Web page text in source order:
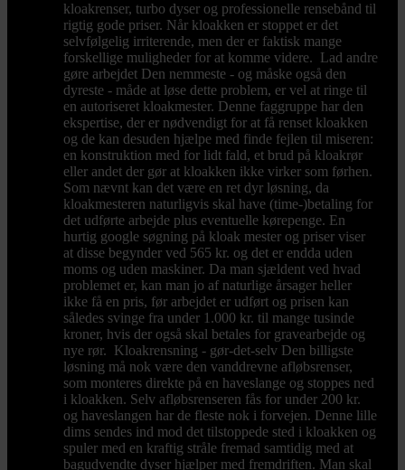
kloakrenser, turbo dyser og professionelle rensebånd til
rigtig gode priser. Når kloakken er stoppet er det
selvfølgelig irriterende, men der er faktisk mange
forskellige muligheder for at komme videre. Lad andre
gøre arbejdet Den nemmeste - og måske også den
dyreste - måde at løse dette problem, er vel at ringe til
en autoriseret kloakmester. Denne faggruppe har den
ekspertise, der er nødvendigt for at få renset kloakken
og de kan desuden hjælpe med finde fejlen til miseren:
en konstruktion med for lidt fald, et brud på kloakrør
eller andet der gør at kloakken ikke virker som førhen.
Som nævnt kan det være en ret dyr løsning, da
kloakmesteren naturligvis skal have (time-)betaling for
det udførte arbejde plus eventuelle kørepenge. En
hurtig google søgning på kloak mester og priser viser
at disse begynder ved 565 kr. og det er endda uden
moms og uden maskiner. Da man sjældent ved hvad
problemet er, kan man jo af naturlige årsager heller
ikke få en pris, før arbejdet er udført og prisen kan
således svinge fra under 1.000 kr. til mange tusinde
kroner, hvis der også skal betales for gravearbejde og
nye rør. Kloakrensning - gør-det-selv Den billigste
løsning må nok være den vanddrevne afløbsrenser,
som monteres direkte på en haveslange og stoppes ned
i kloakken. Selv afløbsrenseren fås for under 200 kr.
og haveslangen har de fleste nok i forvejen. Denne lille
dims sendes ind mod det tilstoppede sted i kloakken og
spuler med en kraftig stråle fremad samtidig med at
bagudvendte dyser hjælper med fremdriften. Man skal